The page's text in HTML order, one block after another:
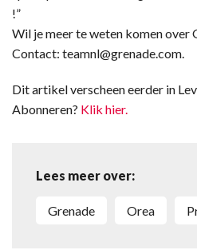
!”
Wil je meer te weten komen over
Contact: teamnl@grenade.com.
Dit artikel verscheen eerder in
Abonneren? Klik hier.
Lees meer over:
Grenade Orea